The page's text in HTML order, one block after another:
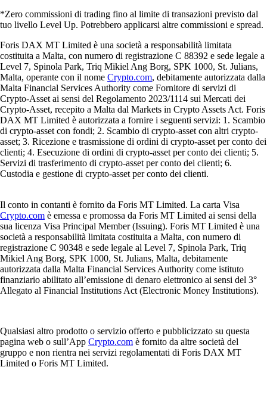
*Zero commissioni di trading fino al limite di transazioni previsto dal
tuo livello Level Up. Potrebbero applicarsi altre commissioni e spread.
Foris DAX MT Limited è una società a responsabilità limitata
costituita a Malta, con numero di registrazione C 88392 e sede legale a
Level 7, Spinola Park, Triq Mikiel Ang Borg, SPK 1000, St. Julians,
Malta, operante con il nome Crypto.com, debitamente autorizzata dalla
Malta Financial Services Authority come Fornitore di servizi di
Crypto-Asset ai sensi del Regolamento 2023/1114 sui Mercati dei
Crypto-Asset, recepito a Malta dal Markets in Crypto Assets Act. Foris
DAX MT Limited è autorizzata a fornire i seguenti servizi: 1. Scambio
di crypto-asset con fondi; 2. Scambio di crypto-asset con altri crypto-
asset; 3. Ricezione e trasmissione di ordini di crypto-asset per conto dei
clienti; 4. Esecuzione di ordini di crypto-asset per conto dei clienti; 5.
Servizi di trasferimento di crypto-asset per conto dei clienti; 6.
Custodia e gestione di crypto-asset per conto dei clienti.
Il conto in contanti è fornito da Foris MT Limited. La carta Visa
Crypto.com è emessa e promossa da Foris MT Limited ai sensi della
sua licenza Visa Principal Member (Issuing). Foris MT Limited è una
società a responsabilità limitata costituita a Malta, con numero di
registrazione C 90348 e sede legale al Level 7, Spinola Park, Triq
Mikiel Ang Borg, SPK 1000, St. Julians, Malta, debitamente
autorizzata dalla Malta Financial Services Authority come istituto
finanziario abilitato all’emissione di denaro elettronico ai sensi del 3°
Allegato al Financial Institutions Act (Electronic Money Institutions).
Qualsiasi altro prodotto o servizio offerto e pubblicizzato su questa
pagina web o sull’App Crypto.com è fornito da altre società del
gruppo e non rientra nei servizi regolamentati di Foris DAX MT
Limited o Foris MT Limited.